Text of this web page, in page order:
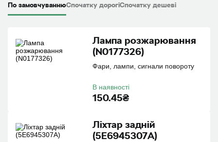
По замовчуваннюСпочатку дорогіСпочатку дешеві
Лампа розжарювання
(N0177326)
Фари, лампи, сигнали повороту
150.45₴
В наявності
Лiхтар заднiй
(5E6945307A)